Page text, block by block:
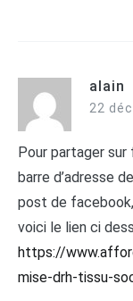
alain
22
Pour partager
barre d’adresse
post de facebook,
voici le lien ci
https://
mise-drh-tissu-